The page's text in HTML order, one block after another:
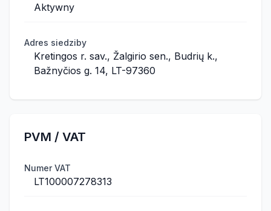
Aktywny
Adres siedziby
Kretingos r. sav., Žalgirio sen., Budrių k.,
Bažnyčios g. 14, LT-97360
PVM / VAT
Numer VAT
LT100007278313